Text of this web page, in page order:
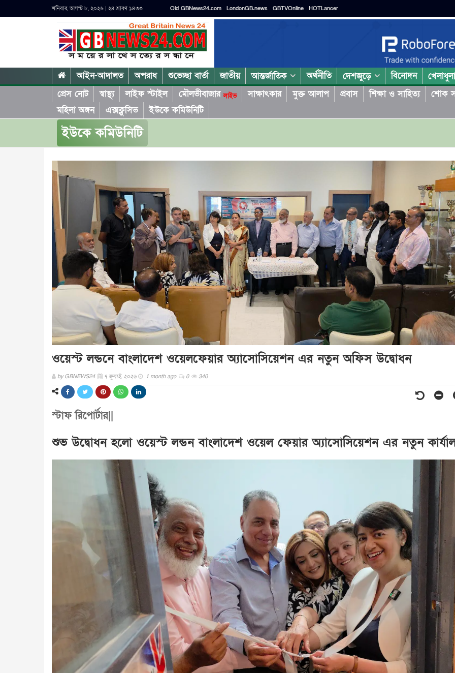
শনিবার, আগস্ট ৮, ২০২৬ | ২৪ শ্রাবণ ১৪৩৩ Old GBNews24.com LondonGB.news GBTVOnline HOTLancer
আইন-আদালত অপরাধ শুভেচ্ছা বার্তা জাতীয় আন্তর্জাতিক অর্থনীতি দেশজুড়ে বিনোদন
প্রেস নোট
স্বাস্থ্য লাইফ স্টাইল মৌলভীবাজারলাইভ সাক্ষাৎকার মুক্ত আলাপ প্রবাস শিক্ষা ও সাহিত্য শোক
মহিলা অঙ্গন
এক্সক্লুসিভ ইউকে কমিউনিটি
ইউকে কমিউনিটি
ওয়েস্ট লন্ডনে বাংলাদেশ ওয়েলফেয়ার অ্যাসোসিয়েশন এর নতুন অফিস উদ্বোধন
byGBNEWS24 ৭ জুলাই, ২০২৬ 1 month ago 0 340
স্টাফ রিপোর্টার||
শুভ উদ্বোধন হলো ওয়েস্ট লন্ডন বাংলাদেশ ওয়েল ফেয়ার অ্যাসোসিয়েশন এর নতুন